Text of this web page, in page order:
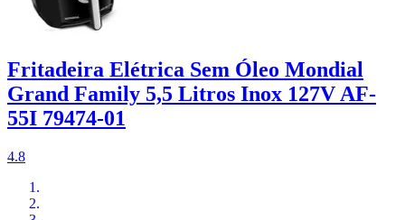
Fritadeira Elétrica Sem Óleo Mondial
Grand Family 5,5 Litros Inox 127V AF-
55I 79474-01
4.8